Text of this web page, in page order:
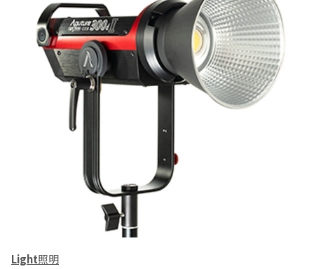
Light照明